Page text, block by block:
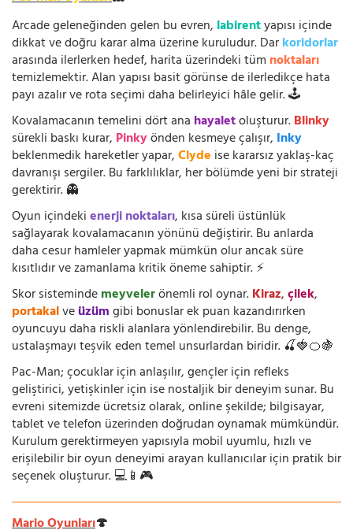
Arcade geleneğinden gelen bu evren, labirentyapısı içinde
dikkat ve doğru karar alma üzerine kuruludur. Darkoridorlar
arasında ilerlerken hedef, harita üzerindeki tüm noktaları
temizlemektir. Alan yapısı basit görünse de ilerledikçe hata
payı azalır ve rota seçimi daha belirleyici hâle gelir. 🕹️
Kovalamacanın temelini dört ana hayaletoluşturur.Blinky
sürekli baskı kurar, Pinkyönden kesmeye çalışır, Inky
beklenmedik hareketler yapar,Clyde ise kararsız yaklaş-kaç
davranışı sergiler. Bu farklılıklar, her bölümde yeni bir strateji
gerektirir. 👻
Oyun içindekienerji noktaları, kısa süreli üstünlük
sağlayarak kovalamacanın yönünü değiştirir. Bu anlarda
daha cesur hamleler yapmak mümkün olur ancak süre
kısıtlıdır ve zamanlama kritik öneme sahiptir. ⚡
Skor sistemindemeyvelerönemli rol oynar.Kiraz,çilek,
portakalveüzümgibi bonuslar ek puan kazandırırken
oyuncuyu daha riskli alanlara yönlendirebilir. Bu denge,
ustalaşmayı teşvik eden temel unsurlardan biridir. 🍒🍓🍊🍇
Pac-Man; çocuklar için anlaşılır, gençler için refleks
geliştirici, yetişkinler için ise nostaljik bir deneyim sunar. Bu
evreni sitemizde ücretsiz olarak, online şekilde; bilgisayar,
tablet ve telefon üzerinden doğrudan oynamak mümkündür.
Kurulum gerektirmeyen yapısıyla mobil uyumlu, hızlı ve
erişilebilir bir oyun deneyimi arayan kullanıcılar için pratik bir
seçenek oluşturur. 💻📱🎮
Mario Oyunları🍄